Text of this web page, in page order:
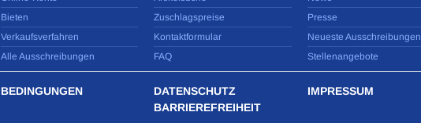
Bieten
Verkaufsverfahren
Alle Ausschreibungen
Zuschlagspreise
Kontaktformular
FAQ
Presse
Neueste Ausschreibungen
Stellenangebote
BEDINGUNGEN
DATENSCHUTZ
BARRIEREFREIHEIT
IMPRESSUM